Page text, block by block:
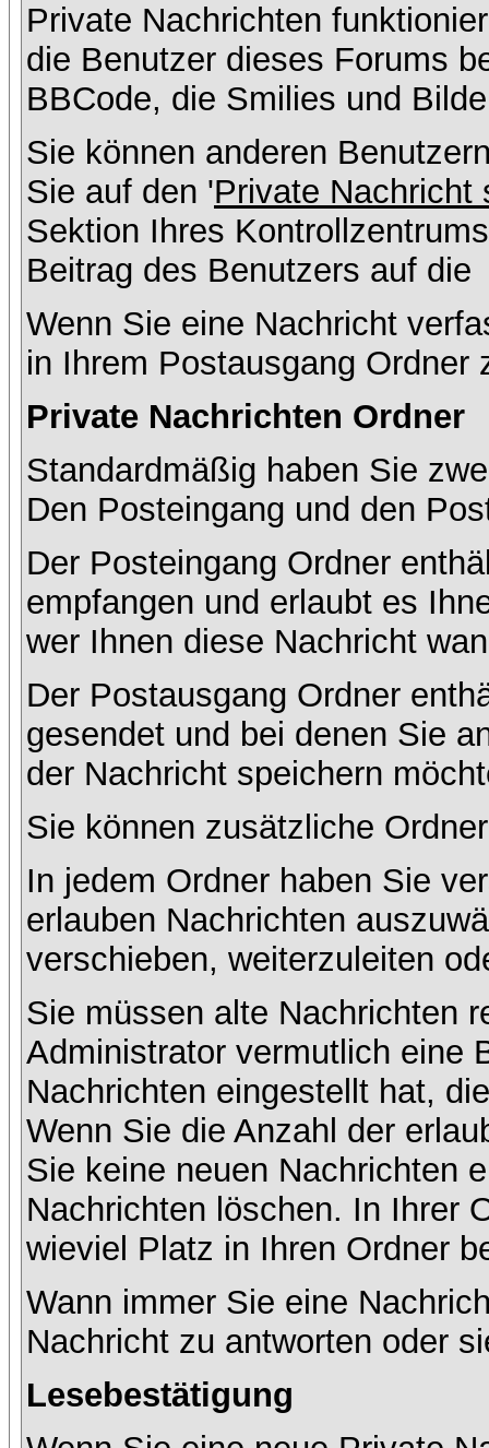
Private Nachrichten
die Benutzer dieses Forums
BBCode, die Smilies und
Sie können anderen
Sie auf den 'Private Nachricht
Sektion Ihres
Beitrag des Benutzers auf die
Wenn Sie eine Nachricht
in Ihrem Postausgang Ordner
Private Nachrichten Ordner
Standardmäßig haben Sie
Den Posteingang und den
Der Posteingang Ordner
empfangen und erlaubt es
wer Ihnen diese Nachricht
Der Postausgang Ordner
gesendet und bei denen Sie
der Nachricht speichern
Sie können zusätzliche
In jedem Ordner haben Sie
erlauben Nachrichten
verschieben, weiterzuleiten
Sie müssen alte Nachrichten
Administrator vermutlich eine
Nachrichten eingestellt hat,
Wenn Sie die Anzahl der
Sie keine neuen Nachrichten
Nachrichten löschen. In Ihrer
wieviel Platz in Ihren Ordner
Wann immer Sie eine
Nachricht zu antworten oder
Lesebestätigung